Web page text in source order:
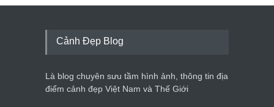
Cảnh Đẹp Blog
Là blog chuyên sưu tầm hình ảnh, thông tin địa
điểm cảnh đẹp Việt Nam và Thế Giới